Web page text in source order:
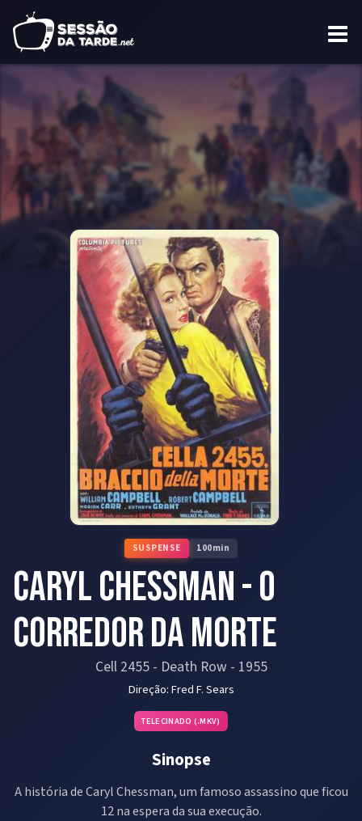
SUSPENSE 100min
Caryl Chessman - O
Corredor da Morte
Cell 2455 - Death Row - 1955
Direção:Fred F. Sears
TELECINADO (.MKV)
Sinopse
A história de Caryl Chessman, um famoso assassino que ficou
12 na espera da sua execução.